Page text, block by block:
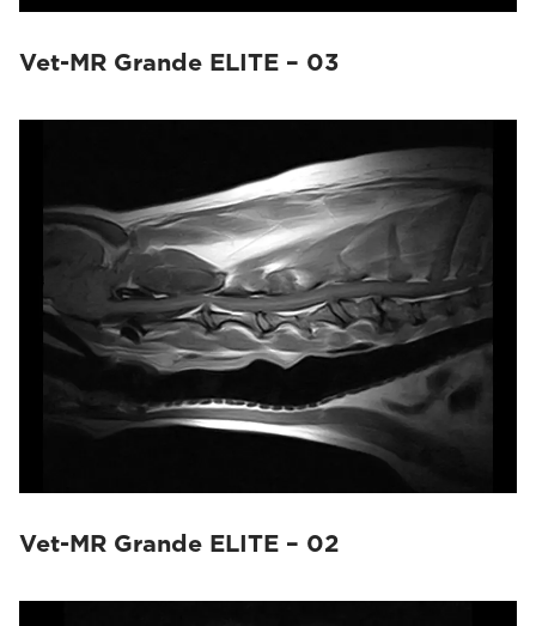
Vet-MR Grande ELITE – 03
Vet-MR Grande ELITE – 02